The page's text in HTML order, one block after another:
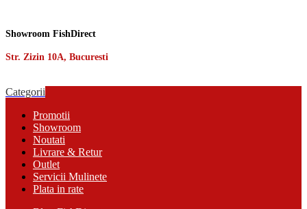
Showroom FishDirect
Str. Zizin 10A, Bucuresti
Categorii
Promotii
Showroom
Noutati
Livrare & Retur
Outlet
Servicii Mulinete
Plata in rate